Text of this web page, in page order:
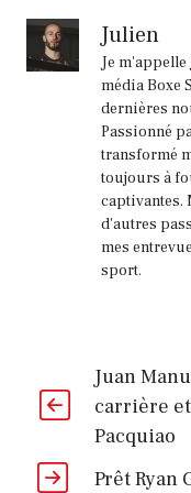
Julien
Je
média Boxe
dernières
Passionné
transformé
toujours à
captivantes.
d'autres
mes
sport.
Juan
carrière et
Pacquiao
Prêt Ryan